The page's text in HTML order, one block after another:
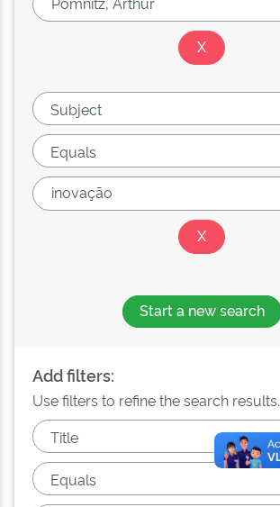
Start a new search
Add filters:
Use filters to refine the search results.